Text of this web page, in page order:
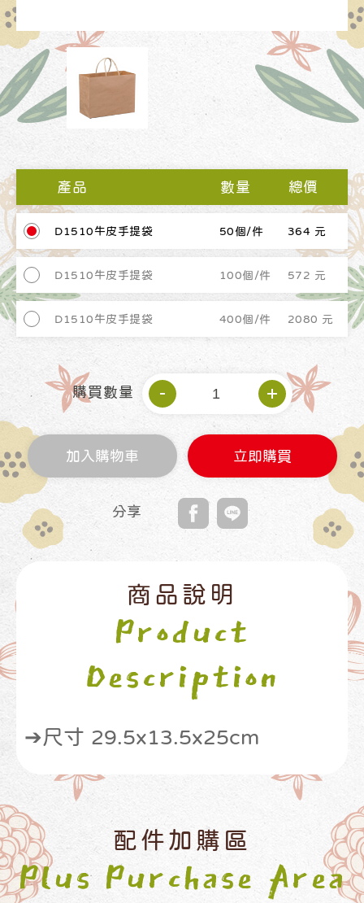
產品 數量 總價
D1510牛皮手提袋 50個/件 364 元
D1510牛皮手提袋 100個/件 572 元
D1510牛皮手提袋 400個/件 2080 元
購買數量
加入購物車 立即購買
分享
商品說明
Product
Description
➔尺寸 29.5x13.5x25cm
配件加購區
Plus Purchase Area